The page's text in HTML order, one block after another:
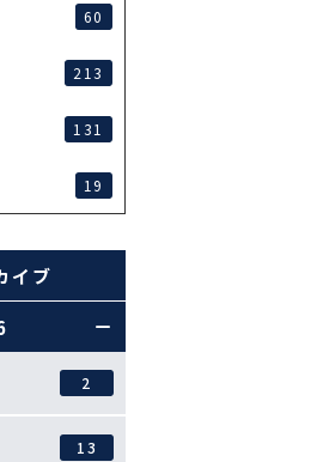
60
213
131
19
イブ
2
13